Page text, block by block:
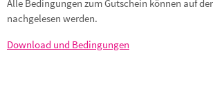
Alle Bedingungen zum Gutschein können auf
nachgelesen werden.
Download und Bedingungen